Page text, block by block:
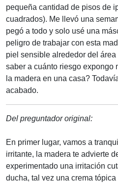
pequeña cantidad de pisos de
cuadrados). Me llevó una
pegó a todo y solo usé una
peligro de trabajar con esta
piel sensible alrededor del
saber a cuánto riesgo expongo
la madera en una casa?
acabado.
Del preguntador original:
En primer lugar, vamos a
irritante, la madera te advierte
experimentado una irritación
ducha, tal vez una crema